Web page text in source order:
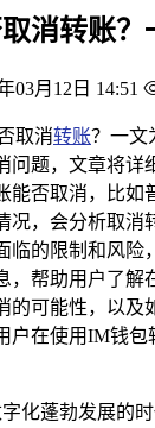
消转账？
03月12日 14:51
取消转账？一文
问题，文章将详
能否取消，比如
况，会分析取消
临的限制和风险
，帮助用户了解
的可能性，以及
户在使用IM钱包
化蓬勃发展的